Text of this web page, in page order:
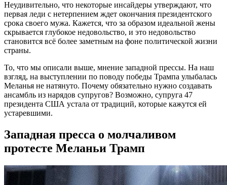
Неудивительно, что некоторые инсайдеры утверждают, что
первая леди с нетерпением ждет окончания президентского
срока своего мужа. Кажется, что за образом идеальной жены
скрывается глубокое недовольство, и это недовольство
становится всё более заметным на фоне политической жизни
страны.
То, что мы описали выше, мнение западной прессы. На наш
взгляд, на выступлении по поводу победы Трампа улыбалась
Меланья не натянуто. Почему обязательно нужно создавать
ансамбль из нарядов супругов? Возможно, супруга 47
президента США устала от традиций, которые кажутся ей
устаревшими.
Западная пресса о молчаливом
протесте Меланьи Трамп